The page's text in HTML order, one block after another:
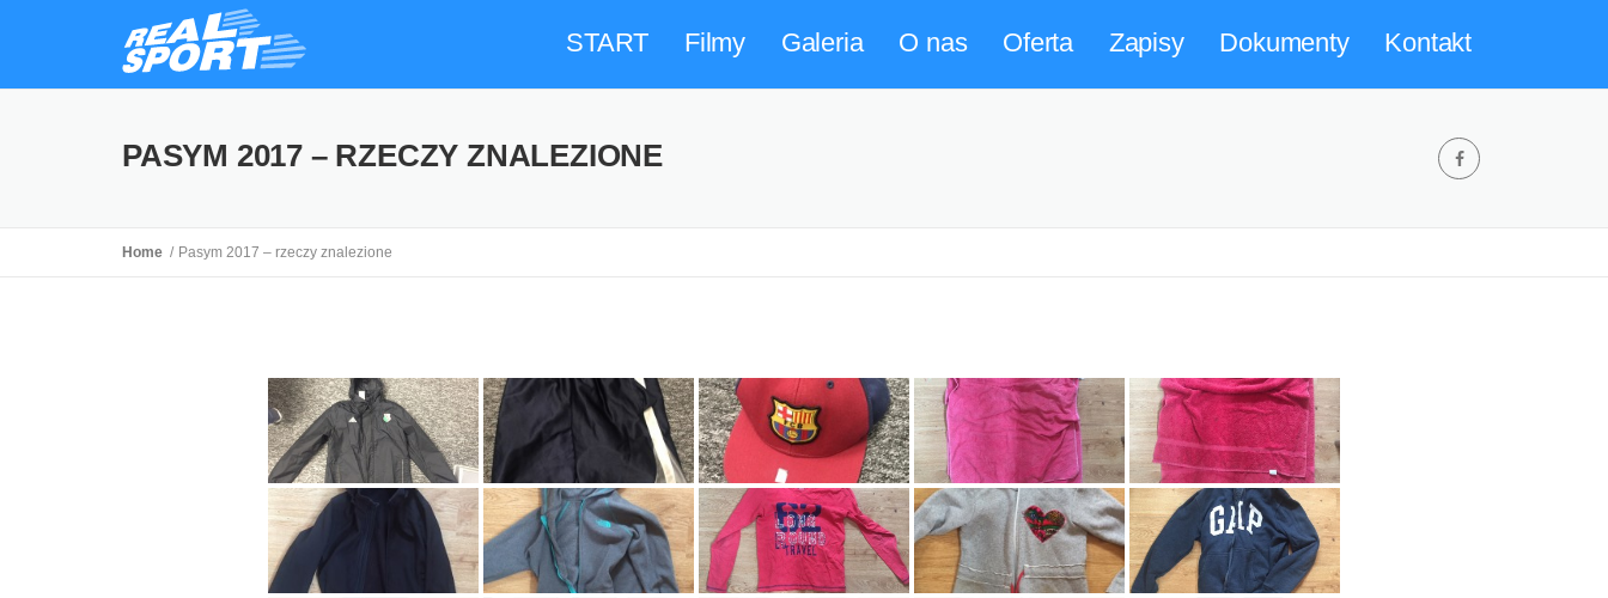
START Filmy Galeria O nas Oferta Zapisy Dokumenty Kontakt
PASYM 2017 – RZECZY ZNALEZIONE
Home Pasym 2017 – rzeczy znalezione